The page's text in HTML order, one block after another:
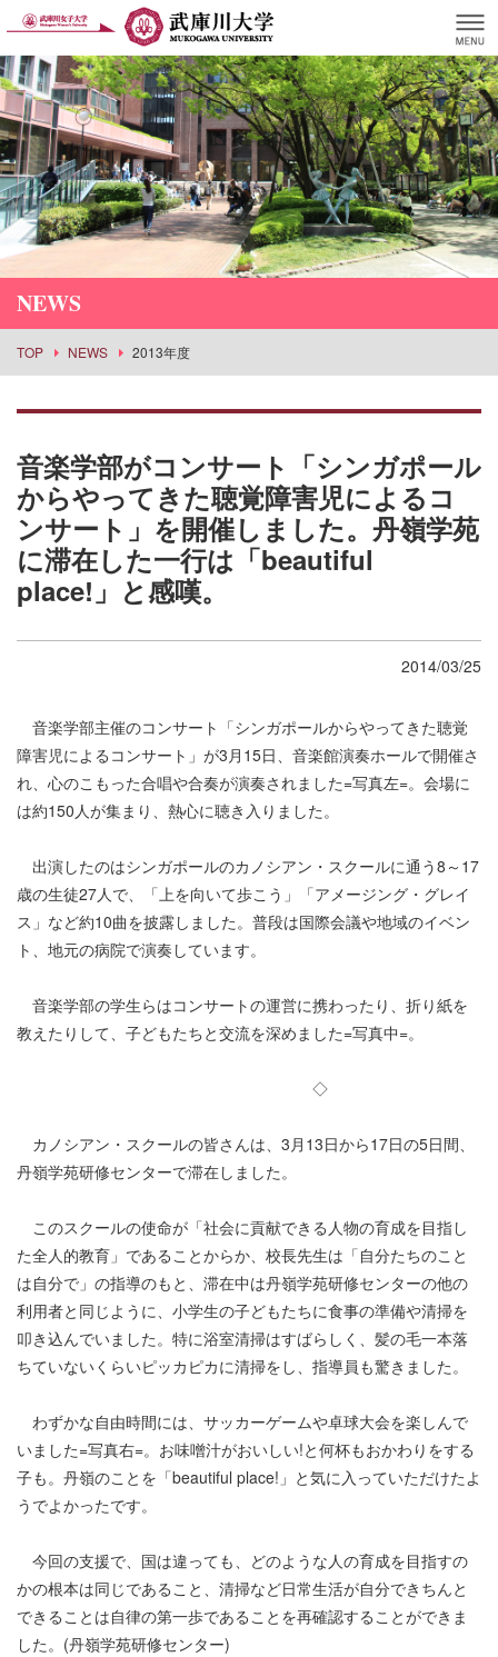
NEWS
TOP NEWS 2013年度
音楽学部がコンサート「シンガポール
からやってきた聴覚障害児によるコ
ンサート」を開催しました。丹嶺学苑
に滞在した一行は「beautiful
place!」と感嘆。
2014/03/25
音楽学部主催のコンサート「シンガポールからやってきた聴覚
障害児によるコンサート」が3月15日、音楽館演奏ホールで開催さ
れ、心のこもった合唱や合奏が演奏されました=写真左=。会場に
は約150人が集まり、熱心に聴き入りました。
出演したのはシンガポールのカノシアン・スクールに通う8～17
歳の生徒27人で、「上を向いて歩こう」「アメージング・グレイ
ス」など約10曲を披露しました。普段は国際会議や地域のイベン
ト、地元の病院で演奏しています。
音楽学部の学生らはコンサートの運営に携わったり、折り紙を
教えたりして、子どもたちと交流を深めました=写真中=。
◇
カノシアン・スクールの皆さんは、3月13日から17日の5日間、
丹嶺学苑研修センターで滞在しました。
このスクールの使命が「社会に貢献できる人物の育成を目指し
た全人的教育」であることからか、校長先生は「自分たちのこと
は自分で」の指導のもと、滞在中は丹嶺学苑研修センターの他の
利用者と同じように、小学生の子どもたちに食事の準備や清掃を
叩き込んでいました。特に浴室清掃はすばらしく、髪の毛一本落
ちていないくらいピッカピカに清掃をし、指導員も驚きました。
わずかな自由時間には、サッカーゲームや卓球大会を楽しんで
いました=写真右=。お味噌汁がおいしい!と何杯もおかわりをする
子も。丹嶺のことを「beautiful place!」と気に入っていただけたよ
うでよかったです。
今回の支援で、国は違っても、どのような人の育成を目指すの
かの根本は同じであること、清掃など日常生活が自分できちんと
できることは自律の第一歩であることを再確認することができま
した。(丹嶺学苑研修センター)